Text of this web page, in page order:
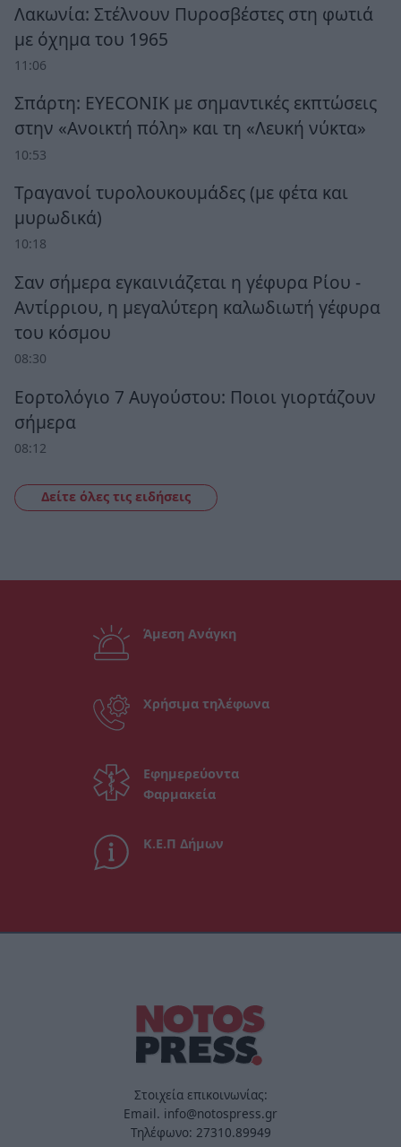
Λακωνία: Στέλνουν Πυροσβέστες στη φωτιά
με όχημα του 1965
11:06
Σπάρτη: EYECONIK με σημαντικές εκπτώσεις
στην «Ανοικτή πόλη» και τη «Λευκή νύκτα»
10:53
Τραγανοί τυρολουκουμάδες (με φέτα και
μυρωδικά)
10:18
Σαν σήμερα εγκαινιάζεται η γέφυρα Ρίου -
Αντίρριου, η μεγαλύτερη καλωδιωτή γέφυρα
του κόσμου
08:30
Εορτολόγιο 7 Αυγούστου: Ποιοι γιορτάζουν
σήμερα
08:12
Δείτε όλες τις ειδήσεις
Άμεση Ανάγκη
Χρήσιμα τηλέφωνα
Εφημερεύοντα
Φαρμακεία
Κ.Ε.Π Δήμων
Στοιχεία επικοινωνίας:
Email. info@notospress.gr
Τηλέφωνο: 27310.89949